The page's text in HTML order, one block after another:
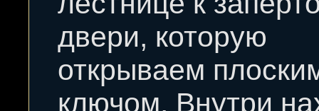
двери, которую
открываем
ключом. Внутри